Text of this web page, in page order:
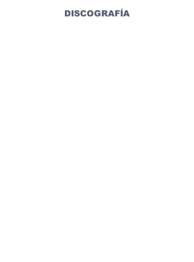
DISCOGRAFÍA